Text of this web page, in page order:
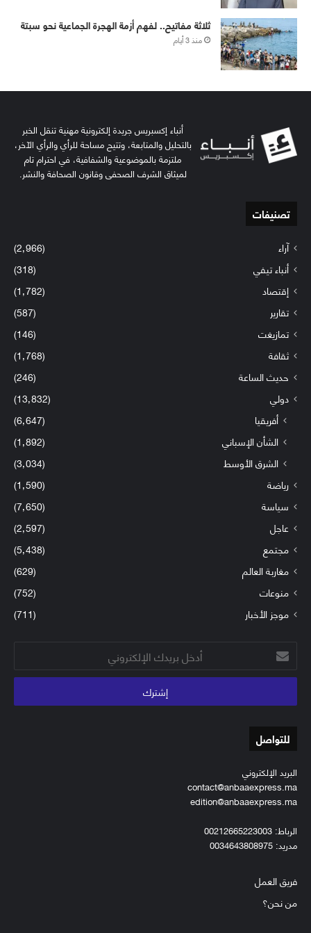
ثلاثة مفاتيح.. لفهم أزمة الهجرة الجماعية نحو سبتة
منذ 3 أيام
أنباء إكسبريس جريدة إلكترونية مهنية تنقل الخبر
بالتحليل والمتابعة، وتتيح مساحة للرأي والرأي الآخر،
ملتزمة بالموضوعية والشفافية، في احترام تام
لميثاق الشرف الصحفي وقانون الصحافة والنشر.
تصنيفات
آراء
(2٬966)
أنباء تيفي
(318)
إقتصاد
(1٬782)
تقارير
(587)
تمازيغت
(146)
ثقافة
(1٬768)
حديث الساعة
(246)
دولي
(13٬832)
أفريقيا
(6٬647)
الشأن الإسباني
(1٬892)
الشرق الأوسط
(3٬034)
رياضة
(1٬590)
سياسة
(7٬650)
عاجل
(2٬597)
مجتمع
(5٬438)
مغاربة العالم
(629)
منوعات
(752)
موجز الأخبار
(711)
أدخل
بريدك
الإلكتروني
للتواصل
البريد الإلكتروني
contact@anbaaexpress.ma
edition@anbaaexpress.ma
الرباط: 00212665223003
مدريد: 0034643808975
فريق العمل
من نحن؟